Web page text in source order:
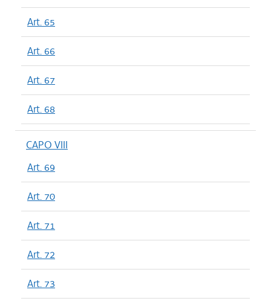
Art. 65
Art. 66
Art. 67
Art. 68
CAPO VIII
Art. 69
Art. 70
Art. 71
Art. 72
Art. 73